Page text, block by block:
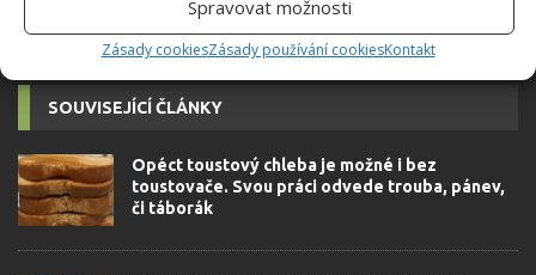
Spravovat možnosti
Zásady cookiesZásady používání cookiesKontakt
SOUVISEJÍCÍ ČLÁNKY
Opéct toustový chleba je možné i bez
toustovače. Svou práci odvede trouba, pánev,
či táborák